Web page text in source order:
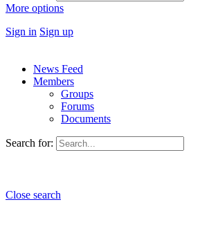
More options
Sign in Sign up
News Feed
Members
Groups
Forums
Documents
Search for:
Close search